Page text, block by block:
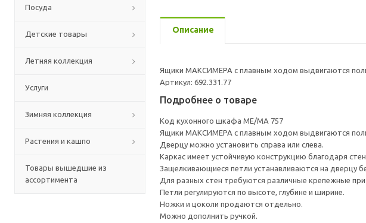
Посуда
Детские товары
Летняя коллекция
Услуги
Зимняя коллекция
Растения и кашпо
Товары вышедшие из
ассортимента
Описание
Ящики МАКСИМЕРА с плавным ходом выдвигаются
Артикул: 692.331.77
Подробнее о товаре
Код кухонного шкафа ME/MA 757
Ящики МАКСИМЕРА с плавным ходом выдвигаются
Дверцу можно установить справа или слева.
Каркас имеет устойчивую конструкцию благодаря
Защелкивающиеся петли устанавливаются на дверцу
Для разных стен требуются различные крепежные
Петли регулируются по высоте, глубине и ширине.
Ножки и цоколи продаются отдельно.
Можно дополнить ручкой.